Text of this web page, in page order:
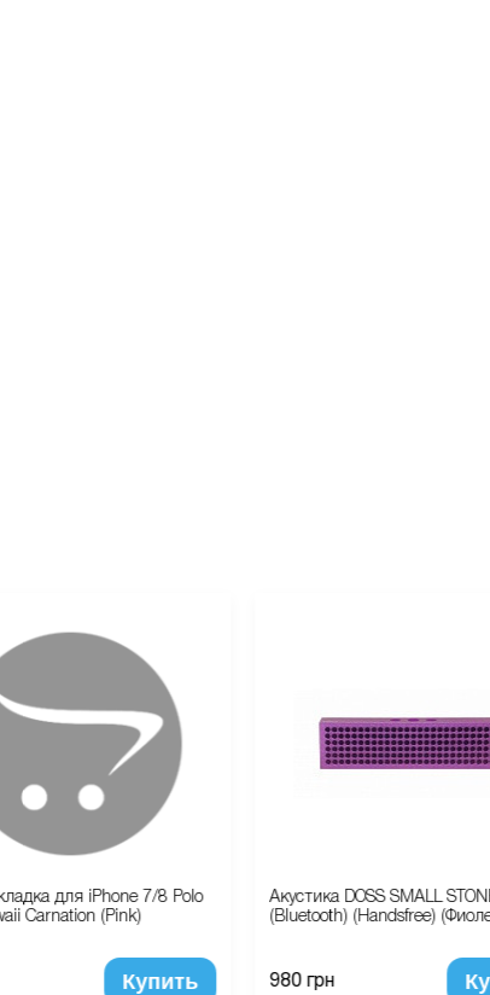
для iPhone 7/8 Polo
Carnation (Pink)
Купить
Акустика DOSS SMALL
(Bluetooth) (Handsfree)
980 грн